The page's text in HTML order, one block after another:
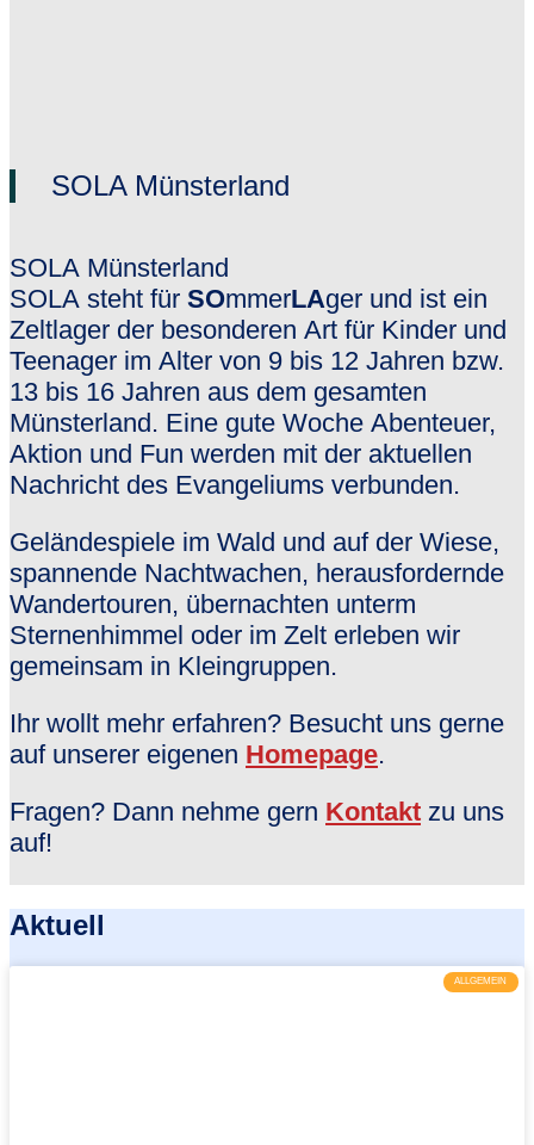
SOLA Münsterland
SOLA Münsterland
SOLA steht für SOmmerLAger und ist ein
Zeltlager der besonderen Art für Kinder und
Teenager im Alter von 9 bis 12 Jahren bzw.
13 bis 16 Jahren aus dem gesamten
Münsterland. Eine gute Woche Abenteuer,
Aktion und Fun werden mit der aktuellen
Nachricht des Evangeliums verbunden.
Geländespiele im Wald und auf der Wiese,
spannende Nachtwachen, herausfordernde
Wandertouren, übernachten unterm
Sternenhimmel oder im Zelt erleben wir
gemeinsam in Kleingruppen.
Ihr wollt mehr erfahren? Besucht uns gerne
auf unserer eigenen Homepage.
Fragen? Dann nehme gern Kontakt zu uns
auf!
Aktuell
ALLGEMEIN